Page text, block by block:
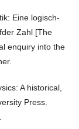
Eine logisch-
Zahl [The
enquiry into the
A historical,
Press.